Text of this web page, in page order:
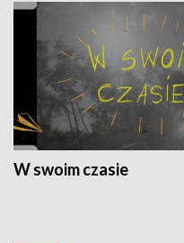
W swoim czasie